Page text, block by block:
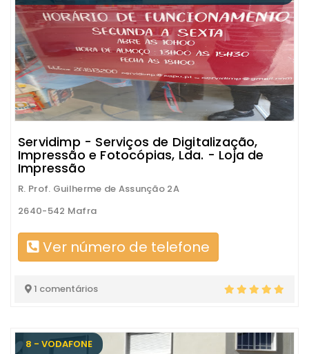
Servidimp - Serviços de Digitalização,
Impressão e Fotocópias, Lda. - Loja de
Impressão
R. Prof. Guilherme de Assunção 2A
2640-542 Mafra
Ver número de telefone
1 comentários
8 - VODAFONE